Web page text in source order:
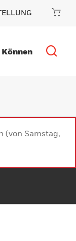
(von Samstag,